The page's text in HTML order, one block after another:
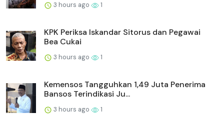
3 hours ago 1
KPK Periksa Iskandar Sitorus dan Pegawai
Bea Cukai
3 hours ago 1
Kemensos Tangguhkan 1,49 Juta Penerima
Bansos Terindikasi Ju...
3 hours ago 1